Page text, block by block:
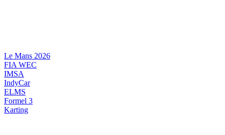
Le Mans 2026
FIA WEC
IMSA
IndyCar
ELMS
Formel 3
Karting